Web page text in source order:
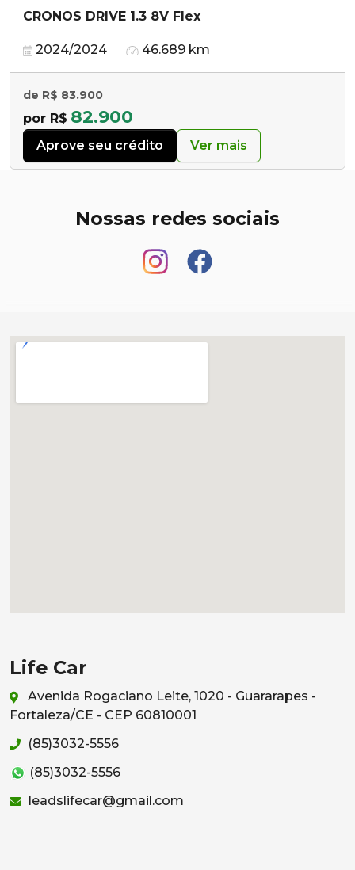
CRONOS DRIVE 1.3 8V Flex
2024/2024 46.689 km
de R$ 83.900
por R$ 82.900
Aprove seu crédito Ver mais
Nossas redes sociais
Life Car
Avenida Rogaciano Leite, 1020 - Guararapes -
Fortaleza/CE - CEP 60810001
(85)3032-5556
(85)3032-5556
leadslifecar@gmail.com